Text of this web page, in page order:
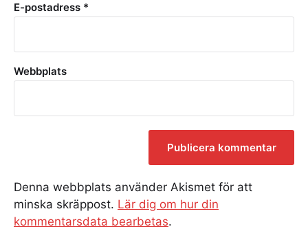
E-postadress *
Webbplats
Denna webbplats använder Akismet för att
minska skräppost. Lär dig om hur din
kommentarsdata bearbetas.